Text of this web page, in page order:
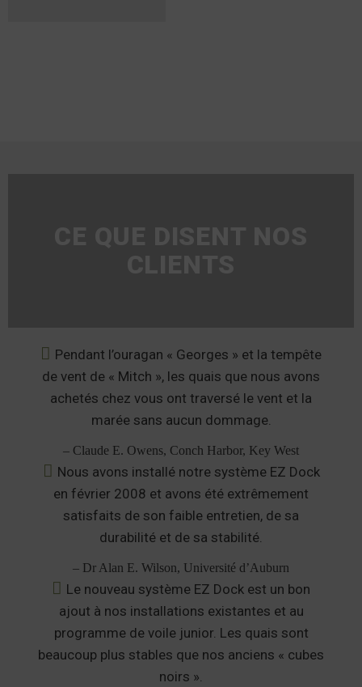
Pendant l’ouragan « Georges » et la tempête
de vent de « Mitch », les quais que nous avons
achetés chez vous ont traversé le vent et la
marée sans aucun dommage.
– Claude E. Owens, Conch Harbor, Key West
Nous avons installé notre système EZ Dock
en février 2008 et avons été extrêmement
satisfaits de son faible entretien, de sa
durabilité et de sa stabilité.
– Dr Alan E. Wilson, Université d’Auburn
Le nouveau système EZ Dock est un bon
ajout à nos installations existantes et au
programme de voile junior. Les quais sont
beaucoup plus stables que nos anciens « cubes
noirs ».